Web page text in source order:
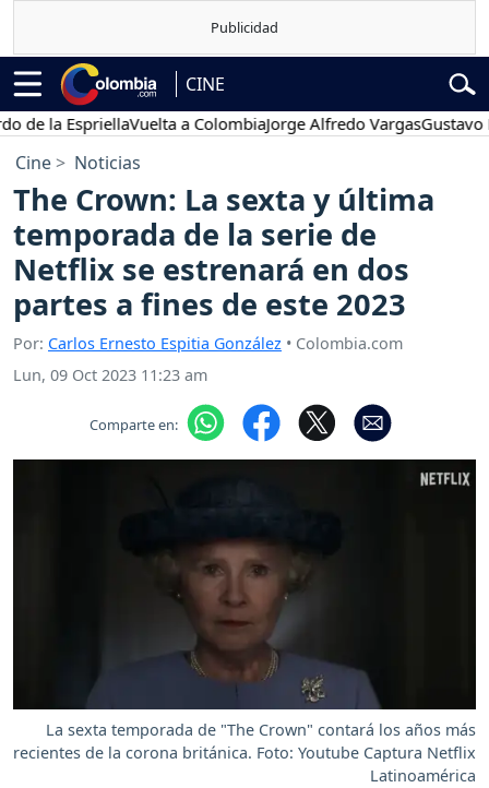
CINE
EspriellaVuelta a ColombiaJorge Alfredo VargasGustavo Petro
Cine Noticias
The Crown: La sexta y última
temporada de la serie de
Netflix se estrenará en dos
partes a fines de este 2023
Por: Carlos Ernesto Espitia González • Colombia.com
Lun, 09 Oct 2023 11:23 am
Comparte en:
La sexta temporada de "The Crown" contará los años más
recientes de la corona británica. Foto: Youtube Captura Netflix
Latinoamérica